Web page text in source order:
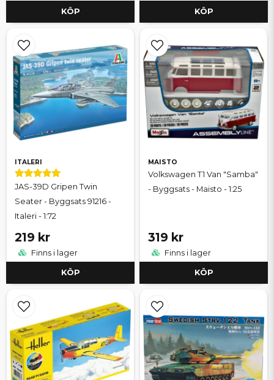
KÖP KÖP
ITALERI
JAS-39D Gripen Twin
Seater - Byggsats 91216 -
Italeri - 1:72
219 kr
Finns i lager
KÖP
MAISTO
Volkswagen T1 Van "Samba"
- Byggsats - Maisto - 1:25
319 kr
Finns i lager
KÖP